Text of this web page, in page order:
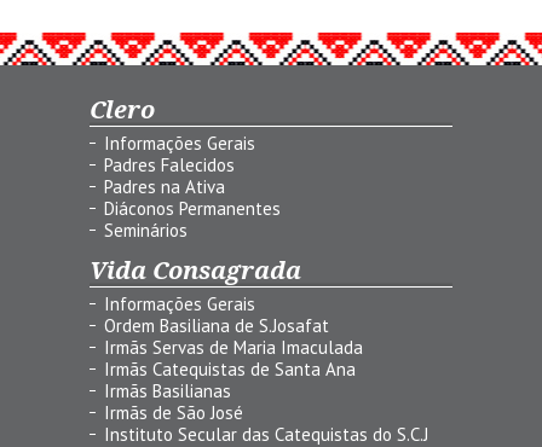
Clero
Informações Gerais
Padres Falecidos
Padres na Ativa
Diáconos Permanentes
Seminários
Vida Consagrada
Informações Gerais
Ordem Basiliana de S.Josafat
Irmãs Servas de Maria Imaculada
Irmãs Catequistas de Santa Ana
Irmãs Basilianas
Irmãs de São José
Instituto Secular das Catequistas do S.C.J